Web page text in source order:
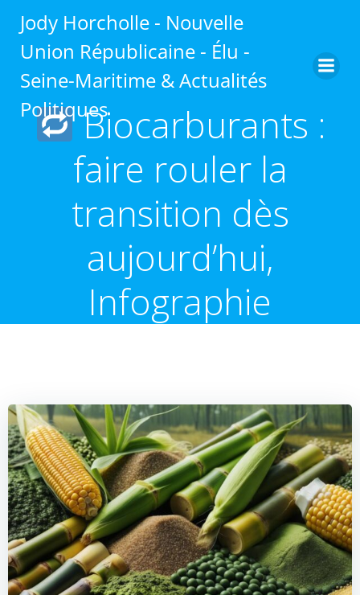
au
contenu
Jody Horcholle - Nouvelle
Union Républicaine - Élu -
Seine-Maritime & Actualités
PolitiquesBiocarburants :
faire rouler la
transition dès
aujourd’hui,
Infographie